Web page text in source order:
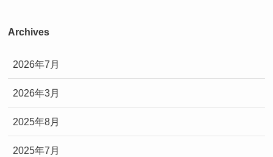
Archives
2026年7月
2026年3月
2025年8月
2025年7月